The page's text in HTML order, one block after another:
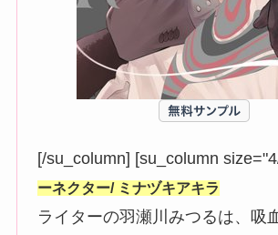
[/su_column] [su_column
ーネクター/ ミナヅキアキラ
ライターの羽瀬川みつるは、吸